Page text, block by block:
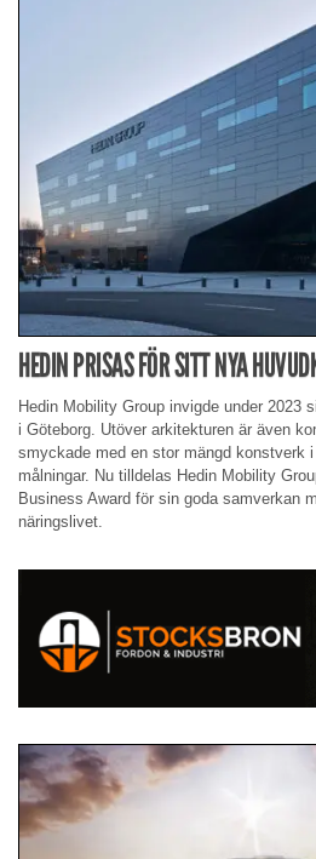
HEDIN PRISAS FÖR SITT NYA
Hedin Mobility Group invigde under 2023
i Göteborg. Utöver arkitekturen är även
smyckade med en stor mängd konstverk
målningar. Nu tilldelas Hedin Mobility
Business Award för sin goda samverkan
näringslivet.